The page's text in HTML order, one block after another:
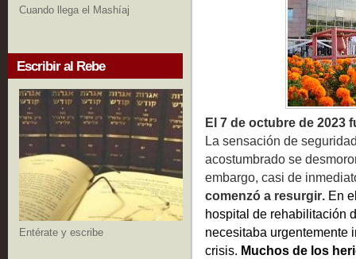
Cuando llega el Mashíaj
Escribir al Rebe
Entérate y escribe
El 7 de octubre de 2023
La sensación de
acostumbrado se
embargo, casi de
comenzó a resurgir. En
hospital de rehabilitación
necesitaba urgentemente
crisis. Muchos de los